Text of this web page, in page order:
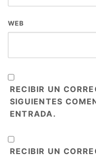
WEB
RECIBIR UN
SIGUIENTES
ENTRADA.
RECIBIR UN